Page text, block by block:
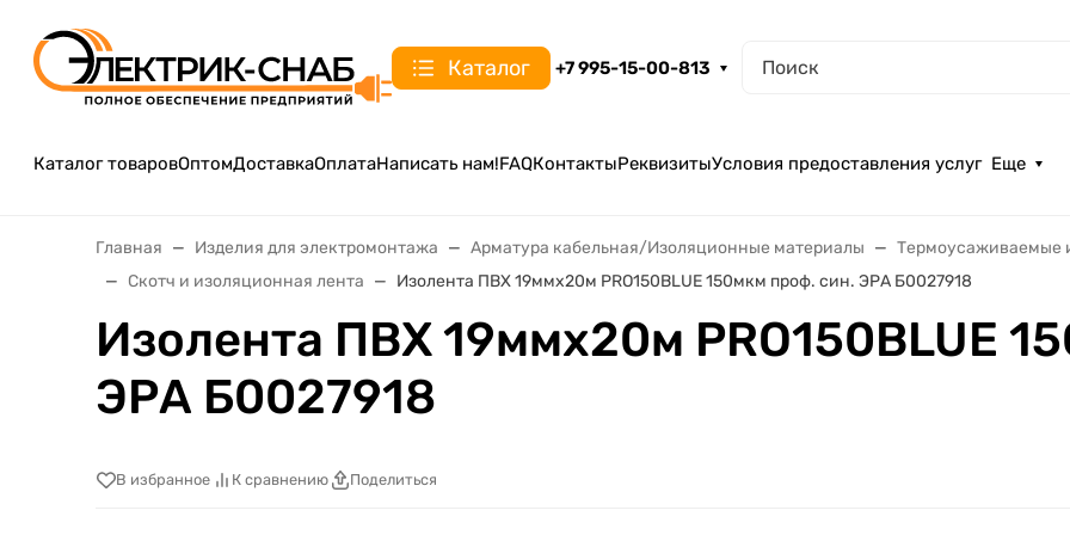
Каталог +7 995-15-00-813
Каталог товаровОптомДоставкаОплатаНаписать нам!FAQКонтактыРеквизитыУсловия предоставления услуг Еще
Главная Изделия для электромонтажа Арматура кабельная/Изоляционные материалы
Термоусаживаемые
Скотч и изоляционная лента
Изолента ПВХ 19ммх20м PRO150BLUE 150мкм проф. син. ЭРА Б0027918
Изолента ПВХ 19ммх20м PRO150BLUE
ЭРА Б0027918
В избранное К сравнению Поделиться